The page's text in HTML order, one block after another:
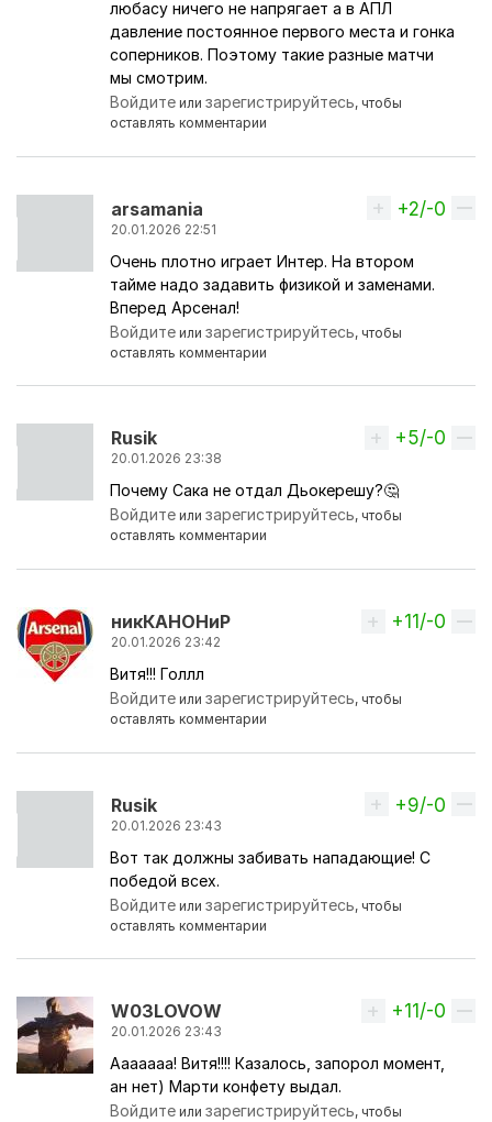
любасу ничего не напрягает а в АПЛ
давление постоянное первого места и гонка
соперников. Поэтому такие разные матчи
мы смотрим.
Войдите илизарегистрируйтесь, чтобы
оставлять комментарии
arsamania
20.01.2026 22:51
Вверх
+2/-0
Очень плотно играет Интер. На втором
тайме надо задавить физикой и заменами.
Вперед Арсенал!
Войдите илизарегистрируйтесь, чтобы
оставлять комментарии
Rusik
20.01.2026 23:38
Вверх
+5/-0
Почему Сака не отдал Дьокерешу?🤔
Войдите илизарегистрируйтесь, чтобы
оставлять комментарии
никКАНОНиР
20.01.2026 23:42
Вверх
+11/-0
Витя!!! Голлл
Войдите илизарегистрируйтесь, чтобы
оставлять комментарии
Rusik
20.01.2026 23:43
Вверх
+9/-0
Вот так должны забивать нападающие! С
победой всех.
Войдите илизарегистрируйтесь, чтобы
оставлять комментарии
W03LOVOW
20.01.2026 23:43
Вверх
+11/-0
Ааааааа! Витя!!!! Казалось, запорол момент,
ан нет) Марти конфету выдал.
Войдите илизарегистрируйтесь, чтобы